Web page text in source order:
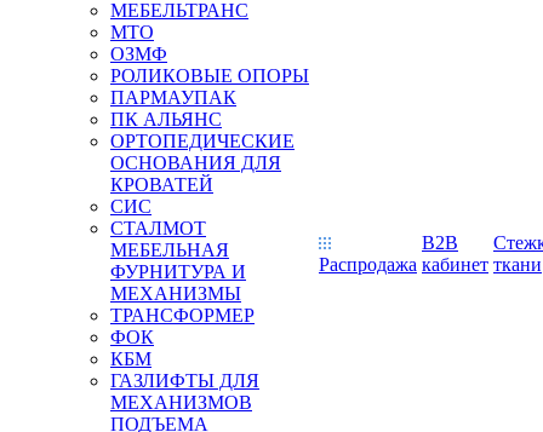
МЕБЕЛЬТРАНС
MTO
ОЗМФ
РОЛИКОВЫЕ ОПОРЫ
ПАРМАУПАК
ПК АЛЬЯНС
ОРТОПЕДИЧЕСКИЕ
ОСНОВАНИЯ ДЛЯ
КРОВАТЕЙ
СИС
СТАЛМОТ
МЕБЕЛЬНАЯ
ФУРНИТУРА И
МЕХАНИЗМЫ
ТРАНСФОРМЕР
ФОК
КБМ
ГАЗЛИФТЫ ДЛЯ
МЕХАНИЗМОВ
ПОДЪЕМА
Распродажа
B2B
кабинет ткани